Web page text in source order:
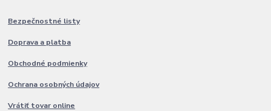
Bezpečnostné listy
Doprava a platba
Obchodné podmienky
Ochrana osobných údajov
Vrátiť tovar online